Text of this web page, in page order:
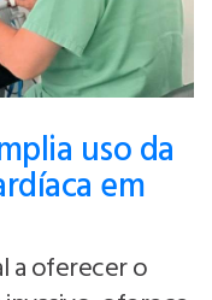
uso da
em
a oferecer o